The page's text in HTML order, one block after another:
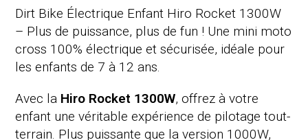
Dirt Bike Électrique Enfant Hiro Rocket 1300W
– Plus de puissance, plus de fun ! Une mini moto
cross 100% électrique et sécurisée, idéale pour
les enfants de 7 à 12 ans.
Avec la Hiro Rocket 1300W, offrez à votre
enfant une véritable expérience de pilotage tout-
terrain. Plus puissante que la version 1000W,